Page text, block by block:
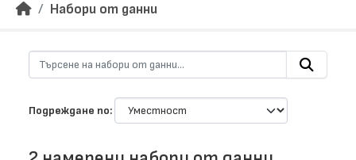
Набори от данни
Подреждане по